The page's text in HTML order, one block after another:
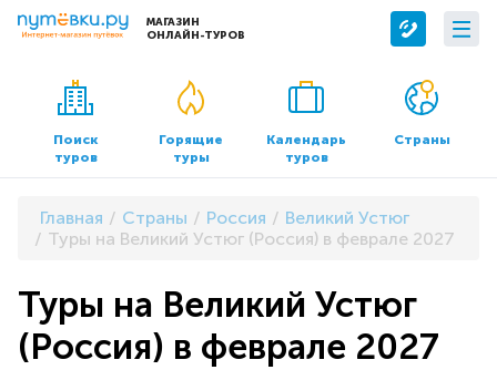
МАГАЗИН
ОНЛАЙН-ТУРОВ
Сервисы
Бронирование отелей
Трансфер
О компании
О нас
Контакты
Документы и реквизиты
Поиск
туров
Горящие
туры
Календарь
туров
Страны
Главная Страны Россия
Великий Устюг
Туры на Великий Устюг (Россия) в феврале 2027
Туры на Великий Устюг
(Россия) в феврале 2027